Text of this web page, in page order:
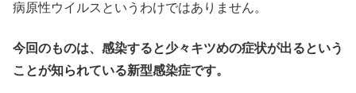
病原性ウイルスというわけではありません。
今回のものは、感染すると少々キツめの症状が出るという
ことが知られている新型感染症です。